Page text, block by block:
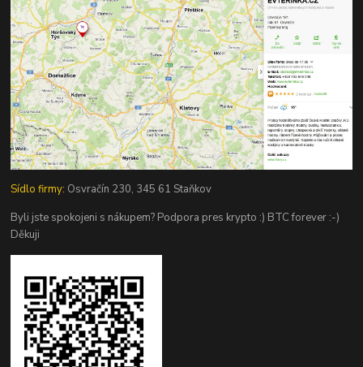
Sídlo firmy: Osvračín 230, 345 61 Staňkov
Byli jste spokojeni s nákupem? Podpora pres krypto :) BTC forever :-)
Děkuji